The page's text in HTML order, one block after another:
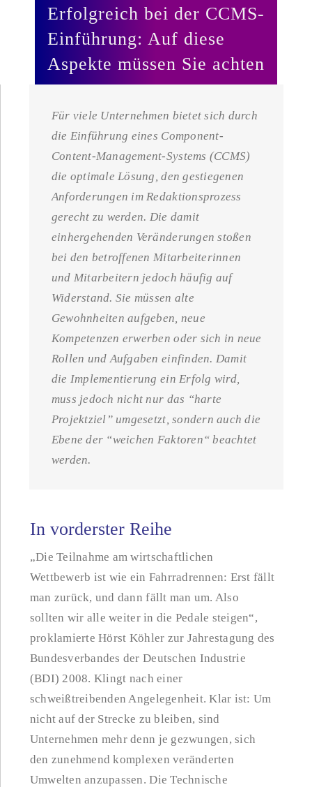
Erfolgreich bei der CCMS-
Einführung: Auf diese
Aspekte müssen Sie achten
Für viele Unternehmen bietet sich durch
die Einführung eines Component-
Content-Management-Systems (CCMS)
die optimale Lösung, den gestiegenen
Anforderungen im Redaktionsprozess
gerecht zu werden. Die damit
einhergehenden Veränderungen stoßen
bei den betroffenen Mitarbeiterinnen
und Mitarbeitern jedoch häufig auf
Widerstand. Sie müssen alte
Gewohnheiten aufgeben, neue
Kompetenzen erwerben oder sich in neue
Rollen und Aufgaben einfinden. Damit
die Implementierung ein Erfolg wird,
muss jedoch nicht nur das “harte
Projektziel” umgesetzt, sondern auch die
Ebene der “weichen Faktoren“ beachtet
werden.
In vorderster Reihe
„Die Teilnahme am wirtschaftlichen
Wettbewerb ist wie ein Fahrradrennen: Erst fällt
man zurück, und dann fällt man um. Also
sollten wir alle weiter in die Pedale steigen“,
proklamierte Hörst Köhler zur Jahrestagung des
Bundesverbandes der Deutschen Industrie
(BDI) 2008. Klingt nach einer
schweißtreibenden Angelegenheit. Klar ist: Um
nicht auf der Strecke zu bleiben, sind
Unternehmen mehr denn je gezwungen, sich
den zunehmend komplexen veränderten
Umwelten anzupassen. Die Technische